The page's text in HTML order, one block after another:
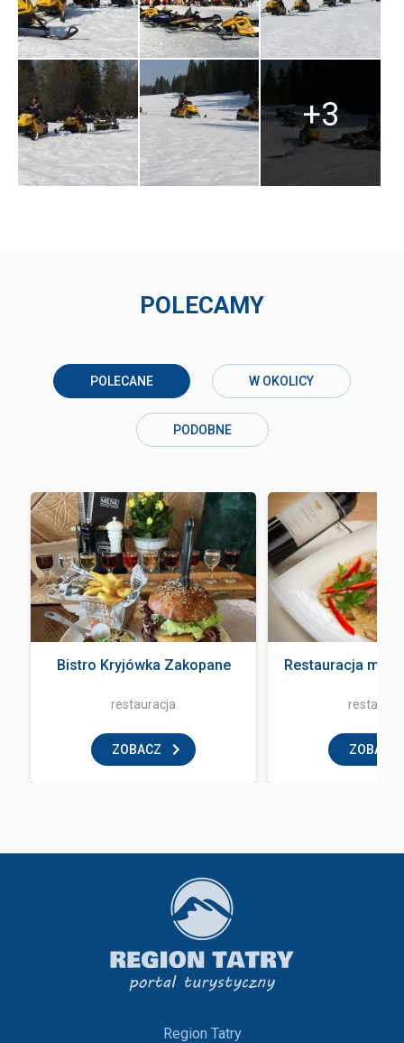
+3
POLECAMY
POLECANE W OKOLICY
PODOBNE
Bistro Kryjówka Zakopane
restauracja
ZOBACZ
Restauracja
ZOBACZ
Region Tatry